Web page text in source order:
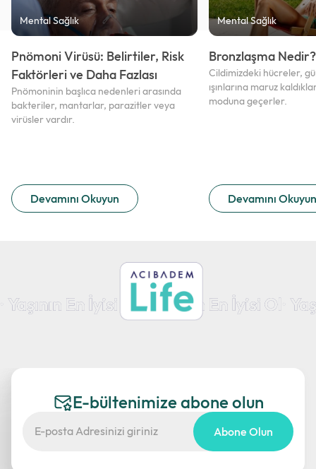
Mental Sağlık
Pnömoni Virüsü: Belirtiler, Risk
Faktörleri ve Daha Fazlası
Devamını Okuyun
Pnömoninin başlıca nedenleri arasında
bakteriler, mantarlar, parazitler veya
virüsler vardır.
Mental Sağlık
Bronzlaşma Nedir?
Devamını Okuyun
Cildimizdeki hücreler,
ışınlarına maruz
moduna geçerler.
E-bültenimize abone olun
Abone Olun